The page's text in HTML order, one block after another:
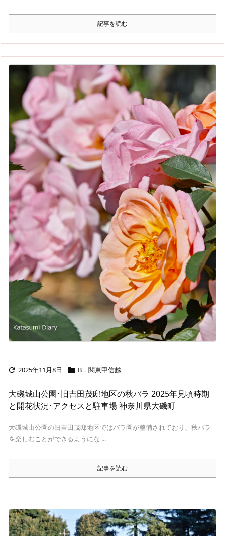
記事を読む
 2025年11月8日  B．関東甲信越
大磯城山公園･旧吉田茂邸地区の秋バラ 2025年見頃時期
と開花状況･アクセスと駐車場 神奈川県大磯町
大磯城山公園の旧吉田茂邸地区ではバラ園が整備されており、秋バラ
を楽しむことができるようにな ...
記事を読む